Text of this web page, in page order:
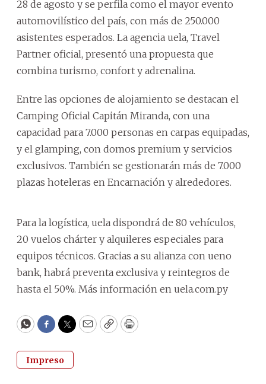
28 de agosto y se perfila como el mayor evento
automovilístico del país, con más de 250.000
asistentes esperados. La agencia uela, Travel
Partner oficial, presentó una propuesta que
combina turismo, confort y adrenalina.
Entre las opciones de alojamiento se destacan el
Camping Oficial Capitán Miranda, con una
capacidad para 7.000 personas en carpas equipadas,
y el glamping, con domos premium y servicios
exclusivos. También se gestionarán más de 7.000
plazas hoteleras en Encarnación y alrededores.
Para la logística, uela dispondrá de 80 vehículos,
20 vuelos chárter y alquileres especiales para
equipos técnicos. Gracias a su alianza con ueno
bank, habrá preventa exclusiva y reintegros de
hasta el 50%. Más información en uela.com.py
WhatsApp
Facebook
Twitter
EmailCopyPrint
Impreso